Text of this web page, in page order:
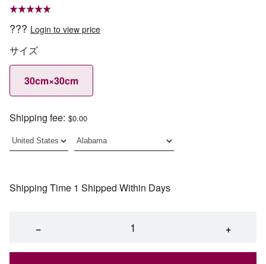
??? Login to view price
サイズ
30cm×30cm
Shipping fee: $0.00
Shipping Time 1 Shipped Within Days
− +